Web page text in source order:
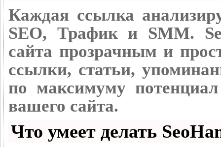
Каждая ссылка
SEO, Трафик и SMM.
сайта прозрачным и
ссылки, статьи,
по максимуму
вашего сайта.
Что умеет делать